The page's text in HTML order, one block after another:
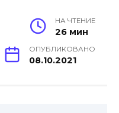
НА ЧТЕНИЕ
26 мин
ОПУБЛИКОВАНО
08.10.2021